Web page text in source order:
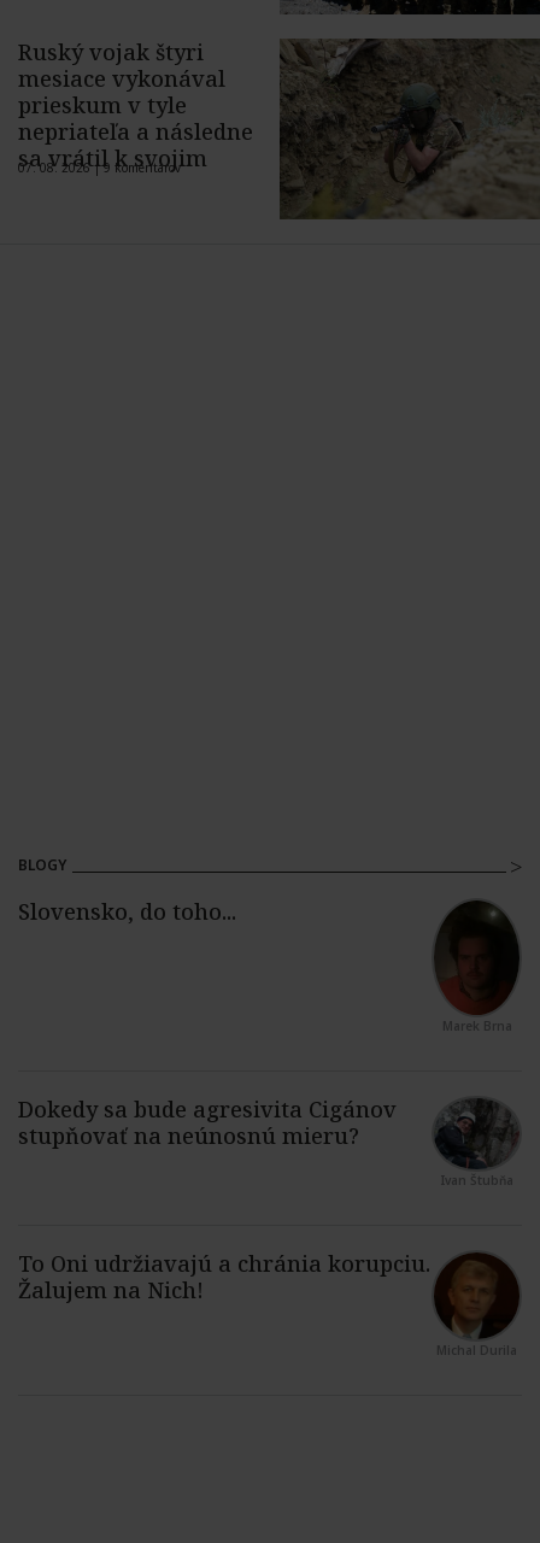
Ruský vojak štyri
mesiace vykonával
prieskum v tyle
nepriateľa a následne
sa vrátil k svojim
07. 08. 2026 |9 komentárov
BLOGY
Marek Brna
Ivan Štubňa
Michal Durila